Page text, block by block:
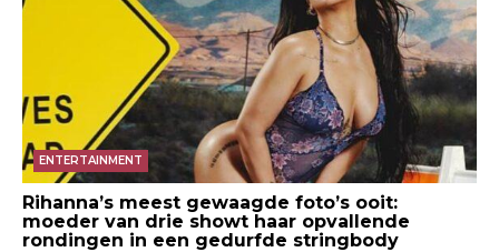
ENTERTAINMENT
Rihanna’s meest gewaagde foto’s ooit:
moeder van drie showt haar opvallende
rondingen in een gedurfde stringbody